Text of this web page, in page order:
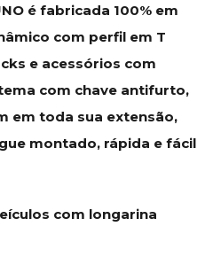
é fabricada 100% em
com perfil em T
e acessórios com
com chave antifurto,
em toda sua extensão,
montado, rápida e fácil
com longarina